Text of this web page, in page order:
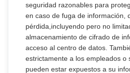
seguridad razonables para
en caso de fuga de información,
pérdida,incluyendo pero no
almacenamiento de cifrado de
acceso al centro de datos.
estrictamente a los empleados o
pueden estar expuestos a su